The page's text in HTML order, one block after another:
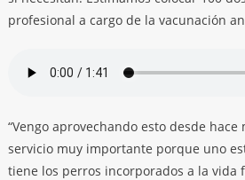
profesional a cargo de la vacunación
“Vengo aprovechando esto desde hace
servicio muy importante porque uno
tiene los perros incorporados a la vida